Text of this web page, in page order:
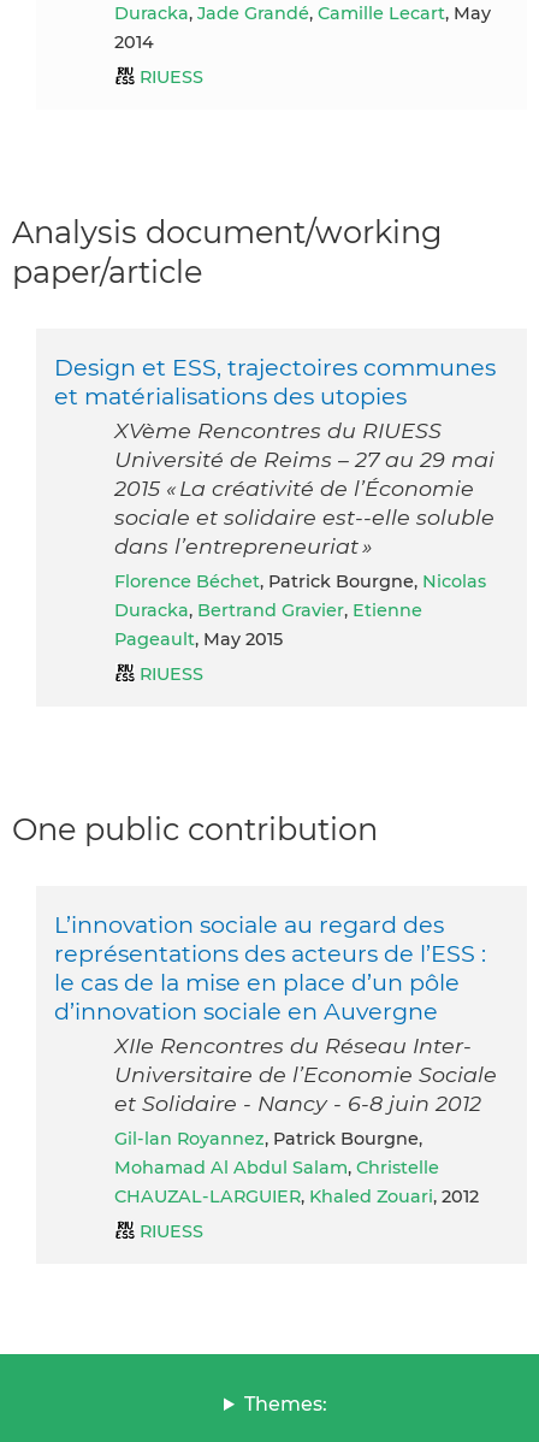
Duracka, Jade Grandé, Camille Lecart, May
2014
RIUESS
Analysis document/working
paper/article
Design et ESS, trajectoires communes
et matérialisations des utopies
XVème Rencontres du RIUESS
Université de Reims – 27 au 29 mai
2015 « La créativité de l’Économie
sociale et solidaire est-­‐elle soluble
dans l’entrepreneuriat »
Florence Béchet, Patrick Bourgne, Nicolas
Duracka, Bertrand Gravier, Etienne
Pageault, May 2015
RIUESS
One public contribution
L’innovation sociale au regard des
représentations des acteurs de l’ESS :
le cas de la mise en place d’un pôle
d’innovation sociale en Auvergne
XIIe Rencontres du Réseau Inter-
Universitaire de l’Economie Sociale
et Solidaire - Nancy - 6-8 juin 2012
Gil-lan Royannez, Patrick Bourgne,
Mohamad Al Abdul Salam, Christelle
CHAUZAL-LARGUIER, Khaled Zouari, 2012
RIUESS
Themes: